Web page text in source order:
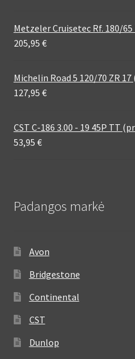
Metzeler Cruisetec Rf. 180/
205,95 €
Michelin Road 5 120/70 ZR
127,95 €
CST C-186 3.00 - 19 45P TT
53,95 €
Padangos markė
Avon
Bridgestone
Continental
CST
Dunlop